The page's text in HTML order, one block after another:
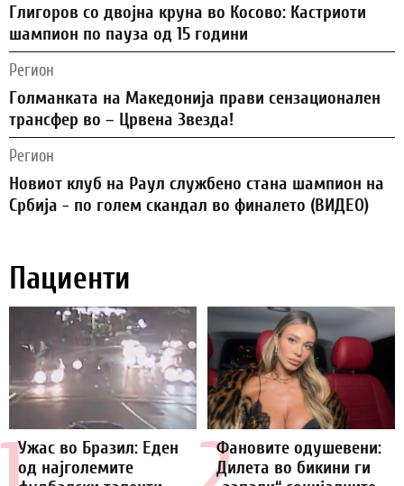
Глигоров со двојна круна во Косово: Кастриоти
шампион по пауза од 15 години
Регион
Голманката на Македонија прави сензационален
трансфер во – Црвена Звезда!
Регион
Новиот клуб на Раул службено стана шампион на
Србија - по голем скандал во финалето (ВИДЕО)
Пациенти
Ужас во Бразил: Еден
од најголемите
Фановите одушевени:
Дилета во бикини ги